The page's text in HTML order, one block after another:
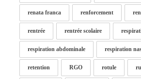
renata franca renforcement
rentrée rentrée scolaire
respiration abdominale respiration
retention RGO rotule